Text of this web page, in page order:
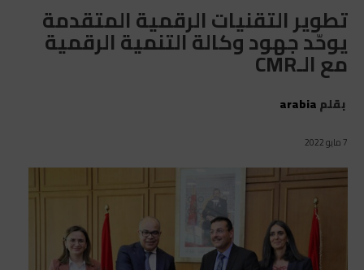
تطوير التقنيات الرقمية المتقدمة
يوحّد جهود وكالة التنمية الرقمية
مع الـCMR
بقلمarabia
7 مايو 2022